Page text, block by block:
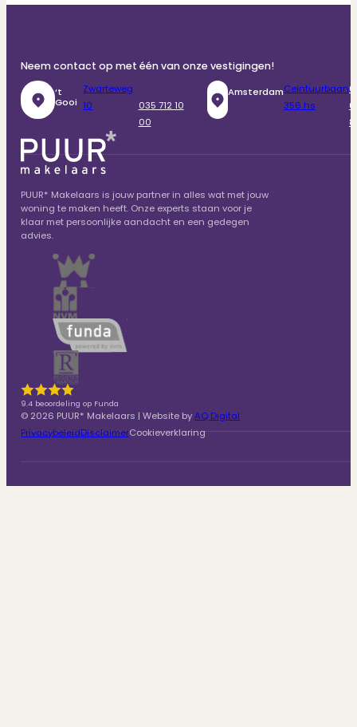
Neem contact op met één van onze vestigingen!
‘t
Gooi
Zwarteweg
10
035 712 10
00
AmsterdamCeintuurbaan
356 hs
PUUR* Makelaars is jouw partner in alles wat met jouw
woning te maken heeft. Onze experts staan voor je
klaar met persoonlijke aandacht en een gedegen
advies.
9.4 beoordeling op Funda
© 2026 PUUR* Makelaars | Website byAQ Digital
PrivacybeleidDisclaimerCookieverklaring